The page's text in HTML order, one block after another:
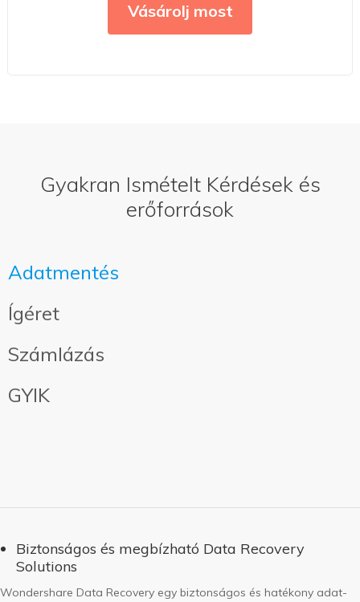
Vásárolj most
Gyakran Ismételt Kérdések és
erőforrások
Adatmentés
Ígéret
Számlázás
GYIK
Biztonságos és megbízható Data Recovery
Solutions
Wondershare Data Recovery egy biztonságos és hatékony adat-